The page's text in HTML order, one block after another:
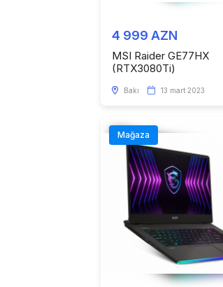
4 999 AZN
MSI Raider GE77HX
(RTX3080Ti)
Bakı 13 mart 2023
Mağaza